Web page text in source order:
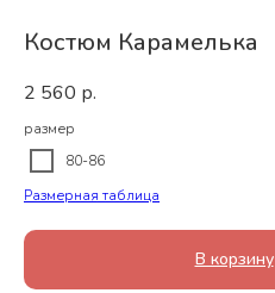
Костюм Карамелька
2 560 р.
размер
80-86
Размерная таблица
В корзину